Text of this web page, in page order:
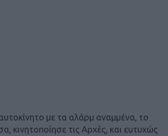
με τα αλάρμ αναμμένα, το
κινητοποίησε τις Αρχές, και ευτυχώς